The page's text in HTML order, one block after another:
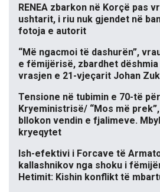
RENEA zbarkon në Korçë pas
ushtarit, i riu nuk gjendet në
fotoja e autorit
“Më ngacmoi të dashurën”,
e fëmijërisë, zbardhet
vrasjen e 21-vjeçarit Johan
Tensione në tubimin e 70-të
Kryeministrisë/ “Mos më
bllokon vendin e fjalimeve.
kryeqytet
Ish-efektivi i Forcave të
kallashnikov nga shoku i
Hetimit: Kishin konflikt të